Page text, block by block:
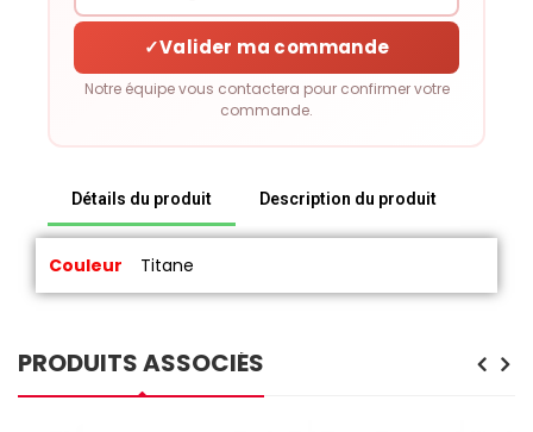
✓Valider ma commande
Notre équipe vous contactera pour confirmer votre
commande.
Détails du produit Description du produit
Couleur Titane
PRODUITS ASSOCIÉS